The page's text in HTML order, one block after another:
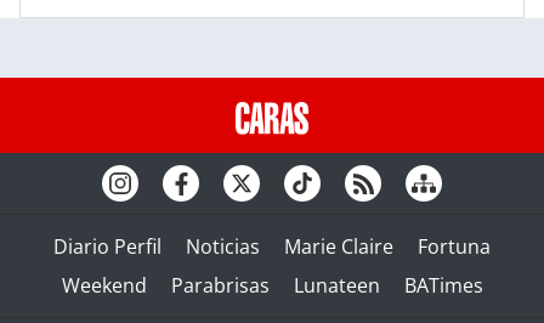
Diario Perfil Noticias Marie Claire
Fortuna
Weekend
Parabrisas Lunateen BATimes